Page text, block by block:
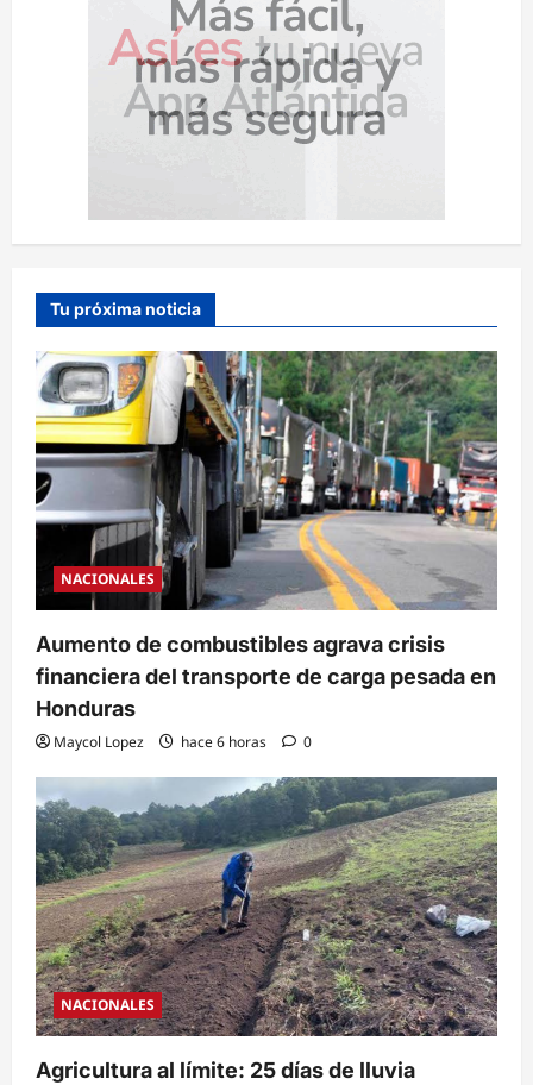
Tu próxima noticia
NACIONALES
Aumento de combustibles agrava crisis
financiera del transporte de carga pesada en
Honduras
Maycol Lopez hace 6 horas 0
NACIONALES
Agricultura al límite: 25 días de lluvia